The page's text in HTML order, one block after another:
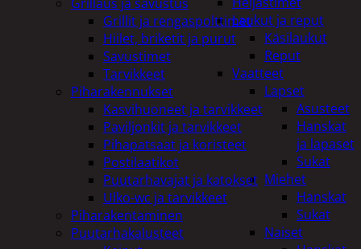
Laukut ja reput
Käsilaukut
Reput
Vaatteet
Lapset
Asusteet
Hanskat
ja lapaset
Sukat
Miehet
Hanskat
Sukat
Naiset
Grillit ja rengaspolttimet
Hiilet, briketit ja purut
Savustimet
Tarvikkeet
Piharakennukset
Kasvihuoneet ja tarvikkeet
Paviljonkit ja tarvikkeet
Pihapatsaat ja koristeet
Postilaatikot
Puutarhavajat ja katokset
Ulko-wc ja tarvikkeet
Piharakentaminen
Puutarhakalusteet